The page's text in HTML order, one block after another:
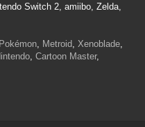
Switch 2, amiibo, Zelda,
Pokémon, Metroid, Xenoblade,
, Cartoon Master,